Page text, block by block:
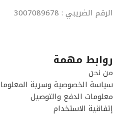
الرقم الضريبي : 3007089678
روابط مهمة
من نحن
سياسة الخصوصية وسرية
معلومات الدفع والتوصيل
إتفاقية الاستخدام